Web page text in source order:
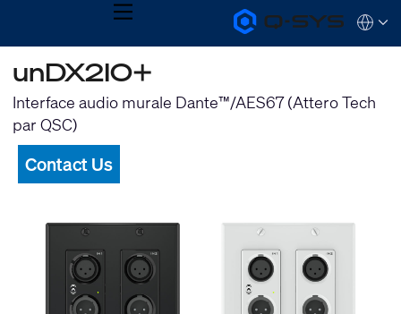
Q-
SYS
MENU
QSYS.com (English)
India (English)
Deutsch
Español
Français
한국어
unDX2IO+
Interface audio murale Dante™/AES67 (Attero Tech
par QSC)
Contact Us